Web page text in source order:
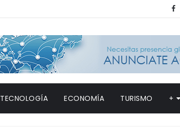
TECNOLOGÍA ECONOMÍA TURISMO +